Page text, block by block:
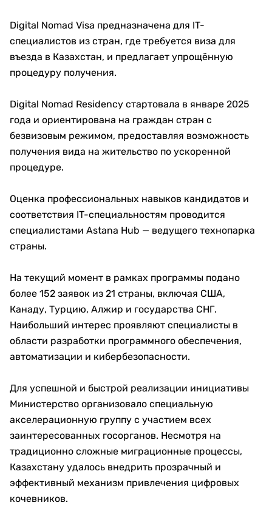
Digital Nomad Visa предназначена для IT-
специалистов из стран, где требуется виза для
въезда в Казахстан, и предлагает упрощённую
процедуру получения.
Digital Nomad Residency стартовала в январе 2025
года и ориентирована на граждан стран с
безвизовым режимом, предоставляя возможность
получения вида на жительство по ускоренной
процедуре.
Оценка профессиональных навыков кандидатов и
соответствия IT-специальностям проводится
специалистами Astana Hub — ведущего технопарка
страны.
На текущий момент в рамках программы подано
более 152 заявок из 21 страны, включая США,
Канаду, Турцию, Алжир и государства СНГ.
Наибольший интерес проявляют специалисты в
области разработки программного обеспечения,
автоматизации и кибербезопасности.
Для успешной и быстрой реализации инициативы
Министерство организовало специальную
акселерационную группу с участием всех
заинтересованных госорганов. Несмотря на
традиционно сложные миграционные процессы,
Казахстану удалось внедрить прозрачный и
эффективный механизм привлечения цифровых
кочевников.